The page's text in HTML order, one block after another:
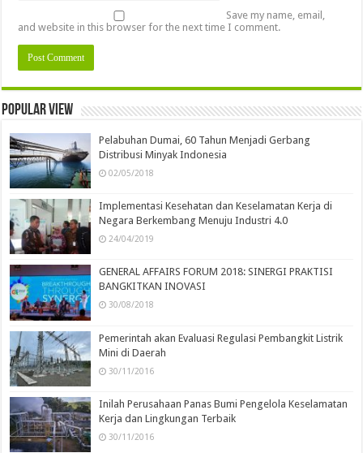
Save my name, email,
and website in this browser for the next time I comment.
Popular view
Pelabuhan Dumai, 60 Tahun Menjadi Gerbang
Distribusi Minyak Indonesia
02/05/2018
Implementasi Kesehatan dan Keselamatan Kerja di
Negara Berkembang Menuju Industri 4.0
24/04/2019
GENERAL AFFAIRS FORUM 2018: SINERGI PRAKTISI
BANGKITKAN INOVASI
30/08/2018
Pemerintah akan Evaluasi Regulasi Pembangkit Listrik
Mini di Daerah
30/11/2016
Inilah Perusahaan Panas Bumi Pengelola Keselamatan
Kerja dan Lingkungan Terbaik
30/11/2016